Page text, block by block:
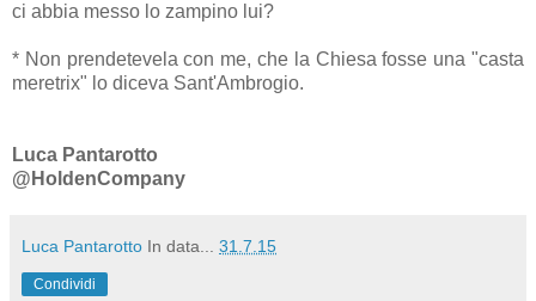
ci abbia messo lo zampino lui?
* Non prendetevela con me, che la Chiesa fosse una "casta
meretrix" lo diceva Sant'Ambrogio.
Luca Pantarotto
@HoldenCompany
Luca Pantarotto In data... 31.7.15
Condividi